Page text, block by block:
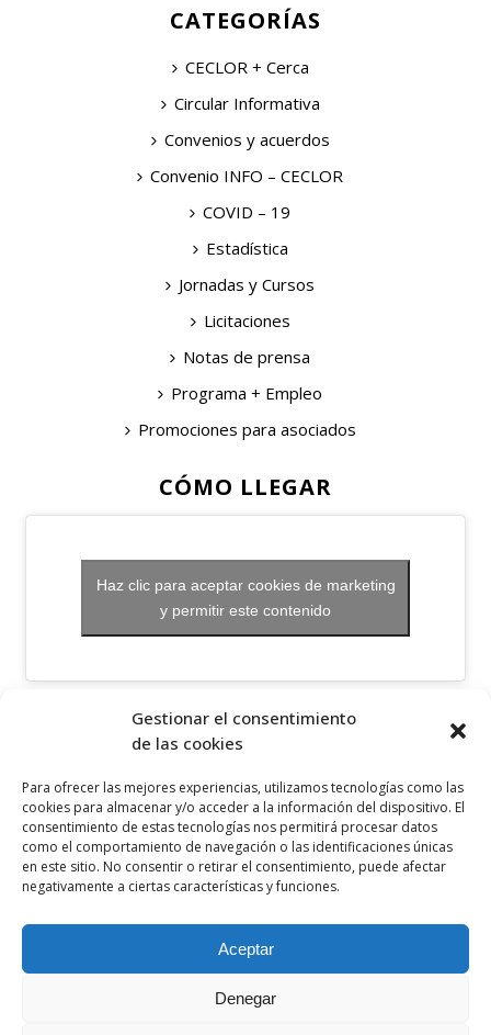
Gestionar el consentimiento
de las cookies
Para ofrecer las mejores experiencias, utilizamos tecnologías como las
cookies para almacenar y/o acceder a la información del dispositivo. El
consentimiento de estas tecnologías nos permitirá procesar datos
como el comportamiento de navegación o las identificaciones únicas
en este sitio. No consentir o retirar el consentimiento, puede afectar
negativamente a ciertas características y funciones.
Aceptar
Denegar
CATEGORÍAS
CECLOR + Cerca
Circular Informativa
Convenios y acuerdos
Convenio INFO – CECLOR
COVID – 19
Estadística
Jornadas y Cursos
Licitaciones
Notas de prensa
Programa + Empleo
Promociones para asociados
CÓMO LLEGAR
Haz clic para aceptar cookies de marketing
y permitir este contenido
OTROS ENLACES
Política de cookies
Aviso legal
Canal ético
SÍGUENOS EN